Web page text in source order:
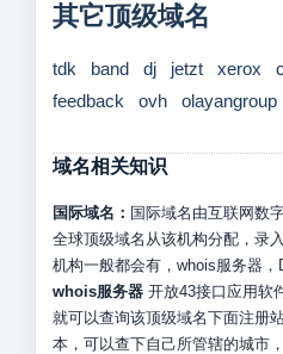
其它顶级域名
tdk band dj jetzt xerox
feedback
ovh olayangroup
域名相关知识
国际域名： 国际域名由互联网数
全球顶级域名从该机构分配，录
机构一般都会有，whois服务器，
whois服务器开放43接口应用软
就可以查询该顶级域名下面注册
本，可以查下自己所管辖的城市